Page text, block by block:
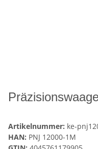
Artikelnummer: ke-
HAN: PNJ 12000-1M